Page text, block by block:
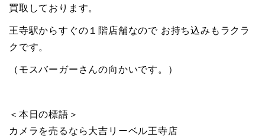
買取しております。
王寺駅からすぐの１階店舗なので お持ち込みもラクラ
クです。
（モスバーガーさんの向かいです。）
＜本日の標語＞
カメラを売るなら大吉リーベル王寺店